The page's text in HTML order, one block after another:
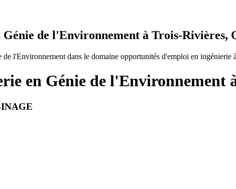
de l'Environnement à Trois-Rivières,
l'Environnement dans le domaine opportunités d'emploi en ingénierie
en Génie de l'Environnement